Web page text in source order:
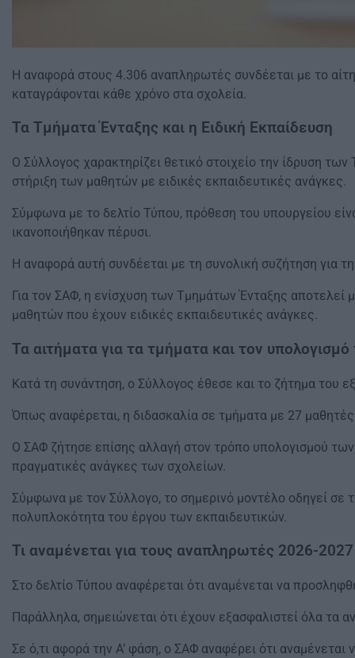
Η αναφορά στους 4.306 αναπληρωτές συνδέεται με το
καταγράφονται κάθε χρόνο στα σχολεία.
Τα Τμήματα Ένταξης και η Ειδική Εκπαίδευση
Ο Σύλλογος χαρακτηρίζει θετικό στοιχείο την ίδρυση
στήριξη των μαθητών με ειδικές εκπαιδευτικές ανάγκες.
Σύμφωνα με το δελτίο Τύπου, πρόθεση του υπουργείου
ικανοποιήθηκαν πέρυσι.
Η αναφορά αυτή συνδέεται με τη συνολική συζήτηση για
Για τον ΣΑΦ, η ενίσχυση των Τμημάτων Ένταξης αποτελεί
μαθητών που έχουν ειδικές εκπαιδευτικές ανάγκες.
Τα αιτήματα για τα τμήματα και τον
Κατά τη συνάντηση, ο Σύλλογος έθεσε και το ζήτημα του
Όπως αναφέρεται, η διδασκαλία σε τμήματα με 27
Ο ΣΑΦ ζήτησε επίσης αλλαγή στον τρόπο υπολογισμού
πραγματικές ανάγκες των σχολείων.
Σύμφωνα με τον Σύλλογο, το σημερινό μοντέλο οδηγεί σε
πολυπλοκότητα του έργου των εκπαιδευτικών.
Τι αναμένεται για τους αναπληρωτές 2026-2027
Στο δελτίο Τύπου αναφέρεται ότι αναμένεται να
Παράλληλα, σημειώνεται ότι έχουν εξασφαλιστεί όλα τα
Σε ό,τι αφορά την Α’ φάση, ο ΣΑΦ αναφέρει ότι αναμένεται